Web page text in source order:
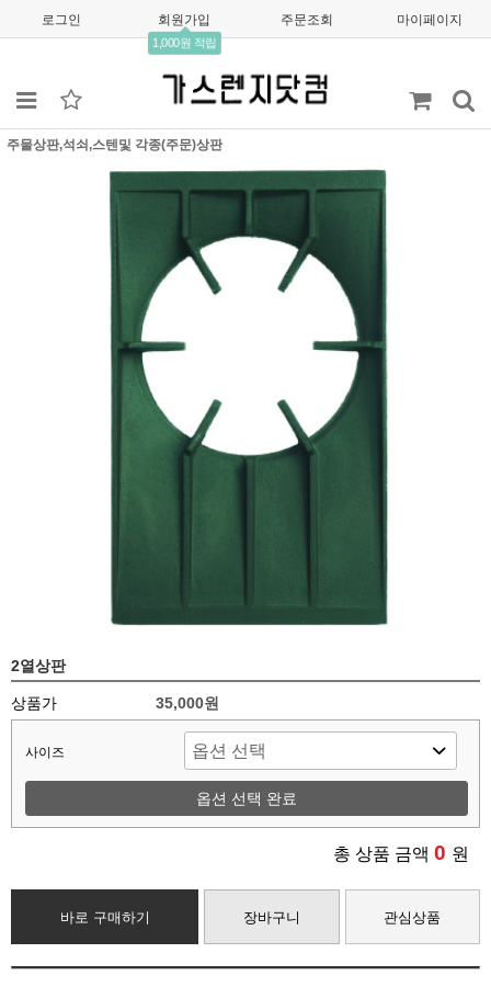
로그인 회원가입
1,000원 적립
주문조회 마이페이지
주물상판,석쇠,스텐및 각종(주문)상판
2열상판
상품가 35,000원
사이즈
옵션 선택 완료
총 상품 금액 0 원
바로 구매하기 장바구니 관심상품